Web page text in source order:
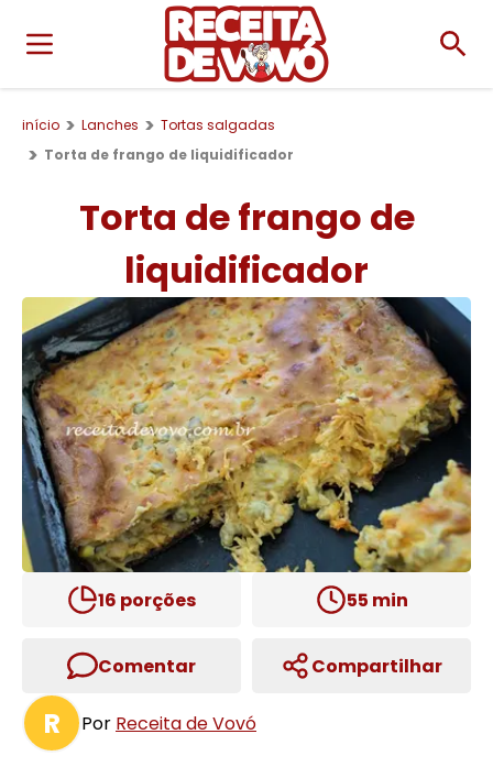
início Lanches
Tortas salgadas
Torta de frango de liquidificador
Torta de frango de
liquidificador
16 porções 55 min
Comentar Compartilhar
R Por Receita de Vovó